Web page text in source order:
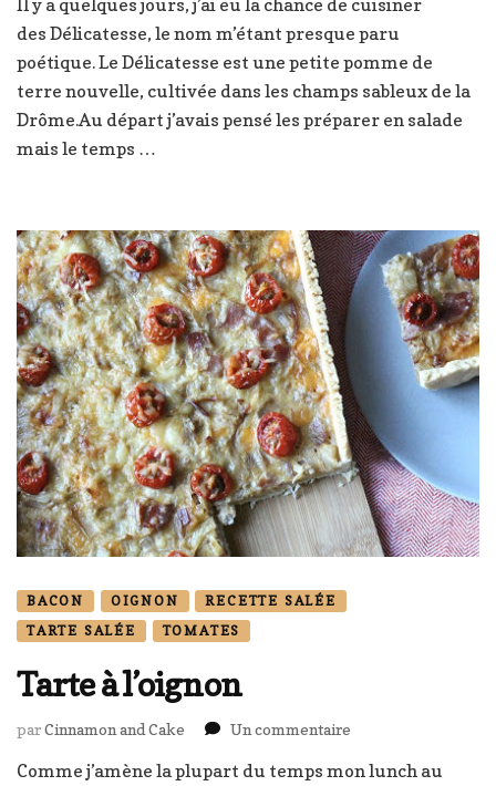
de
Délicatesse,
ail
persil
+
Il y a quelques jours, j’ai eu la chance de cuisiner
des Délicatesse, le nom m’étant presque paru
poétique. Le Délicatesse est une petite pomme de
terre nouvelle, cultivée dans les champs sableux de la
Drôme.Au départ j’avais pensé les préparer en salade
mais le temps …
BACON OIGNON
RECETTE SALÉE
TARTE SALÉE
TOMATES
Tarte à l’oignon
parCinnamon and Cake Un commentaire
à
Comme j’amène la plupart du temps mon lunch au